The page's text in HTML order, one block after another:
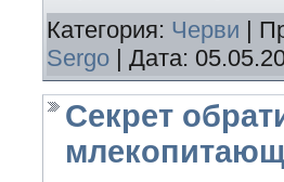
Категория: Черви |
Sergo | Дата:
Секрет